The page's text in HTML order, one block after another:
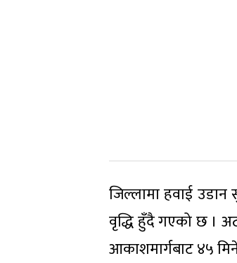
जिल्लामा हवाई
वृद्धि हुँदै गएको छ ।
आकाशमार्गबाट ४५